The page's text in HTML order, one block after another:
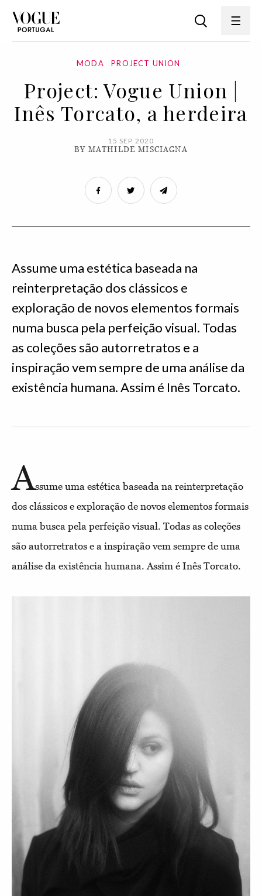
MODA PROJECT UNION
Project: Vogue Union |
Inês Torcato, a herdeira
15 SEP 2020
BY MATHILDE MISCIAGNA
Assume uma estética baseada na
reinterpretação dos clássicos e
exploração de novos elementos formais
numa busca pela perfeição visual. Todas
as coleções são autorretratos e a
inspiração vem sempre de uma análise da
existência humana. Assim é Inês Torcato.
Assume uma estética baseada na reinterpretação
dos clássicos e exploração de novos elementos formais
numa busca pela perfeição visual. Todas as coleções
são autorretratos e a inspiração vem sempre de uma
análise da existência humana. Assim é Inês Torcato.